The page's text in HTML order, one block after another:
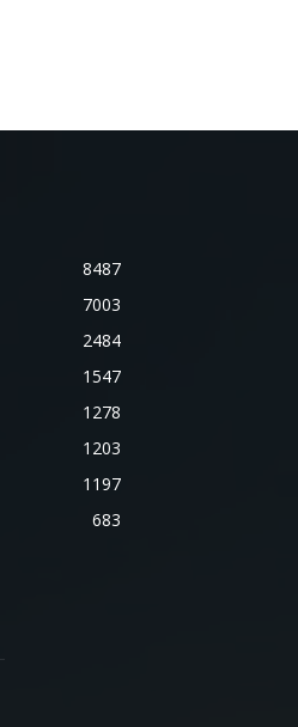
8487
7003
2484
1547
1278
1203
1197
683